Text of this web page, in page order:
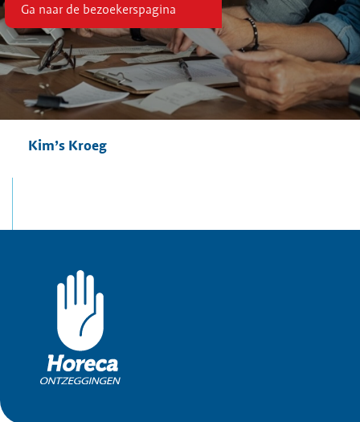
Ga naar de bezoekerspagina
Kim’s Kroeg